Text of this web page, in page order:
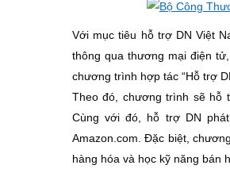
Với mục tiêu hỗ trợ DN Việt
thông qua thương mại điện
chương trình hợp tác “Hỗ trợ
Theo đó, chương trình sẽ hỗ
Cùng với đó, hỗ trợ DN
Amazon.com. Đặc biệt,
hàng hóa và học kỹ năng bán